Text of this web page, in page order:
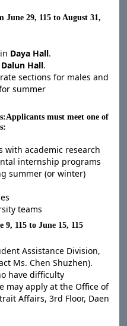
June 29, 115 to August 31,
Daya Hall.
Dalun Hall.
sections for males and
summer
must meet one of
with academic research
internship programs
summer (or winter)
teams
115 to June 15, 115
Assistance Division,
Ms. Chen Shuzhen).
have difficulty
may apply at the Office of
Affairs, 3rd Floor, Daen